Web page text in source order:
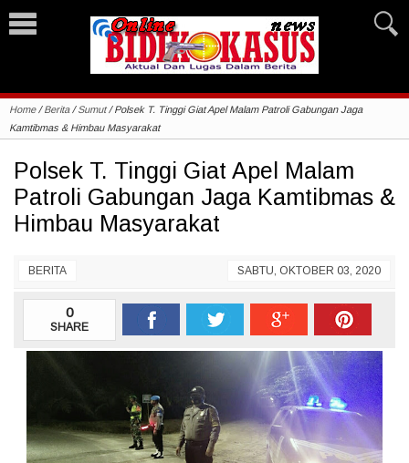
Home/Berita/Sumut/Polsek T. Tinggi Giat Apel Malam Patroli Gabungan Jaga
Kamtibmas & Himbau Masyarakat
Polsek T. Tinggi Giat Apel Malam
Patroli Gabungan Jaga Kamtibmas &
Himbau Masyarakat
BERITA SABTU, OKTOBER 03, 2020
0
SHARE